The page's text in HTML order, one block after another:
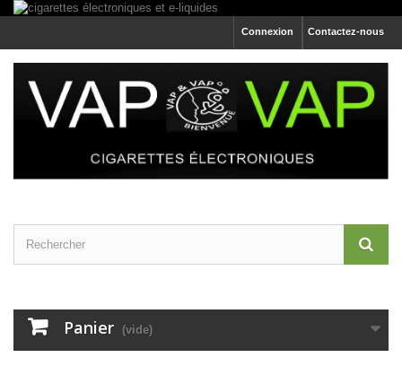
Contactez-nous
Connexion
Panier (vide)